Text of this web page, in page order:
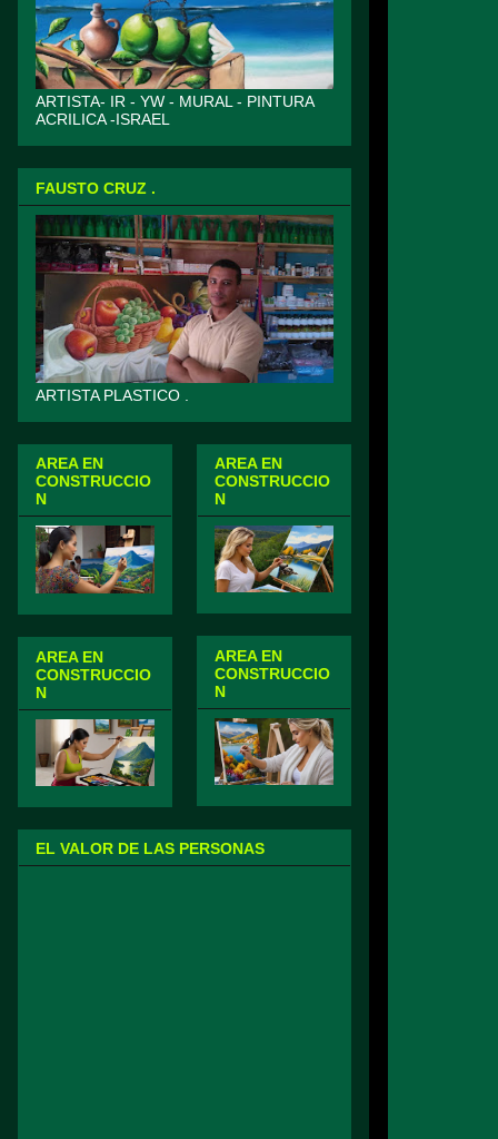
ARTISTA- IR - YW - MURAL - PINTURA
ACRILICA -ISRAEL
FAUSTO CRUZ .
ARTISTA PLASTICO .
AREA EN
CONSTRUCCIO
N
AREA EN
CONSTRUCCIO
N
AREA EN
CONSTRUCCIO
N
AREA EN
CONSTRUCCIO
N
EL VALOR DE LAS PERSONAS